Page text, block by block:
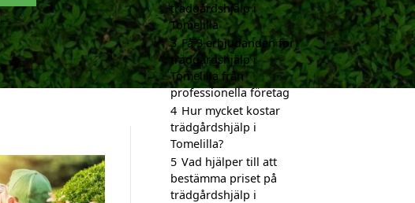
trädgårdshjälp i
Tomelilla
3 Få 3 erbjudanden för
trädgårdshjälp i
Tomelilla från
professionella företag
4 Hur mycket kostar
trädgårdshjälp i
Tomelilla?
5 Vad hjälper till att
bestämma priset på
trädgårdshjälp i